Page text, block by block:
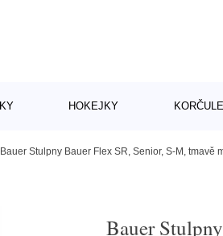
HOKEJKY
Bauer Stulpny Bauer Flex SR, Senior, S-M, tmavě
Bauer